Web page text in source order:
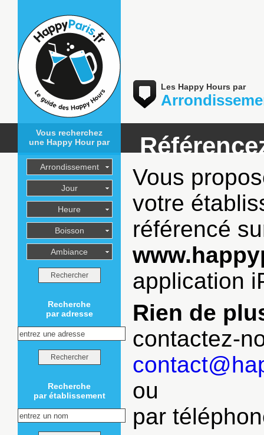
Les Happy Hours par
Vous recherchez
une Happy Hour par
Arrondissement
Jour
Heure
Boisson
Ambiance
Recherche
par adresse
Recherche
par établissement
Vous
votre
référencé
application
Rien de
contactez-
ou
par